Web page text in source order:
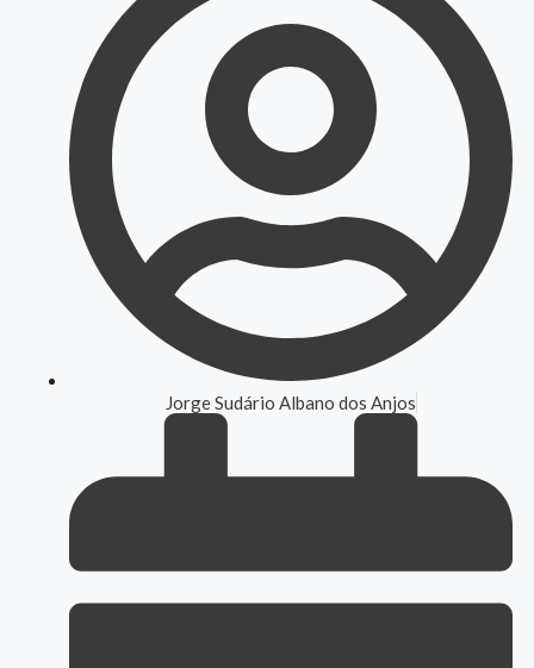
Jorge Sudário Albano dos Anjos